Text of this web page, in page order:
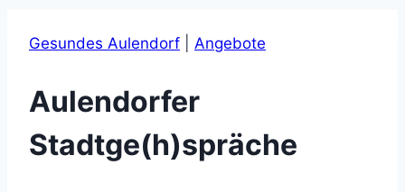
Gesundes Aulendorf Angebote
Aulendorfer
Stadtge(h)spräche